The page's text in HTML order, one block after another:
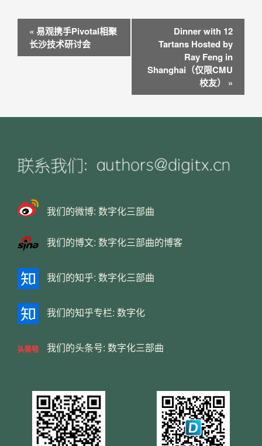
N
i
o
« 易观携手Pivotal相聚
长沙技术研讨会
Dinner with 12
Tartans Hosted by
Ray Feng in
Shanghai（仅限CMU
校友） »
我们的微博: 数字化三部曲
我们的博文: 数字化三部曲的博客
我们的知乎: 数字化三部曲
我们的知乎专栏: 数字化
我们的头条号: 数字化三部曲